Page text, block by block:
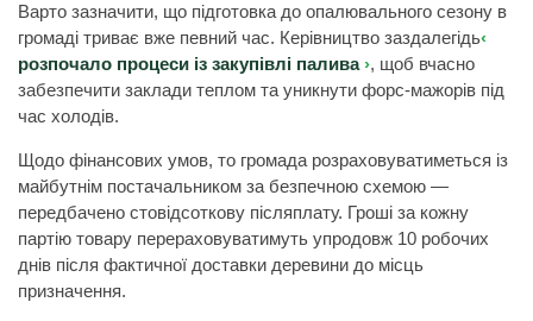
Варто зазначити, що підготовка до опалювального сезону в
громаді триває вже певний час. Керівництво заздалегідь
розпочало процеси із закупівлі палива , щоб вчасно
забезпечити заклади теплом та уникнути форс-мажорів під
час холодів.
Щодо фінансових умов, то громада розраховуватиметься із
майбутнім постачальником за безпечною схемою —
передбачено стовідсоткову післяплату. Гроші за кожну
партію товару перераховуватимуть упродовж 10 робочих
днів після фактичної доставки деревини до місць
призначення.